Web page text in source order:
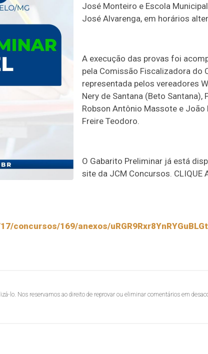
José Monteiro e Escola
José Alvarenga, em horários
A execução das provas foi
pela Comissão Fiscalizadora do
representada pelos vereadores
Nery de Santana (Beto Santana),
Robson Antônio Massote e João
Freire Teodoro.
O Gabarito Preliminar já está
site da JCM Concursos. CLIQUE
concursos/169/anexos/
lo. Nos reservamos ao direito de reprovar ou eliminar comentários em